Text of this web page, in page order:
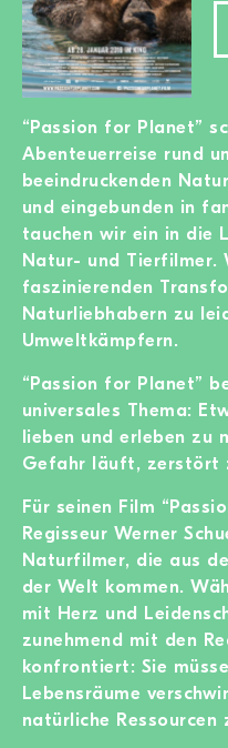
“Passion for Planet”
Abenteuerreise rund
beeindruckenden
und eingebunden in
tauchen wir ein in die
Natur- und Tierfilmer.
faszinierenden
Naturliebhabern zu
Umweltkämpfern.
“Passion for Planet”
universales Thema:
lieben und erleben zu
Gefahr läuft, zerstört
Für seinen Film
Regisseur Werner
Naturfilmer, die aus
der Welt kommen.
mit Herz und
zunehmend mit den
konfrontiert: Sie
Lebensräume
natürliche